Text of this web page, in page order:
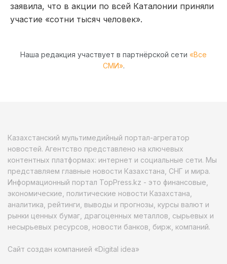
заявила, что в акции по всей Каталонии приняли
участие «сотни тысяч человек».
Наша редакция участвует в партнёрской сети «Все
СМИ».
Казахстанский мультимедийный портал-агрегатор
новостей. Агентство представлено на ключевых
контентных платформах: интернет и социальные сети. Мы
представляем главные новости Казахстана, СНГ и мира.
Информационный портал TopPress.kz - это финансовые,
экономические, политические новости Казахстана,
аналитика, рейтинги, выводы и прогнозы, курсы валют и
рынки ценных бумаг, драгоценных металлов, сырьевых и
несырьевых ресурсов, новости банков, бирж, компаний.
Сайт создан компанией «Digital idea»